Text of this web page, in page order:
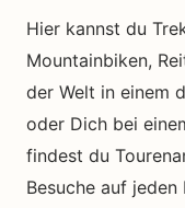
Hier kannst du
Mountainbiken,
der Welt in einem
oder Dich bei
findest du
Besuche auf